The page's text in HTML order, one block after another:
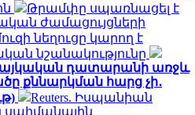
Թրամփը սպառնացել է
ժամացույցների
նեղուցը կարող է
նշանակությունը
դատարանի առջև
քննարկման հարց չի․
Reuters. Իսպանիան
սահմանային